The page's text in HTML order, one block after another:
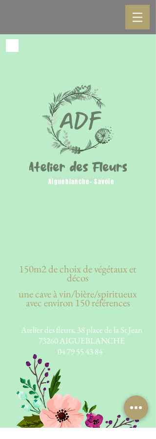
Aigueblanche- Savoie
150m2 de choix de végétaux et
décos
une cave à vin/bière/spiritueux
avec environ 150 références
Atelier des fleurs, 38 place de la St Jean
73260 AIGUEBLANCHE
04 79 55 43 84